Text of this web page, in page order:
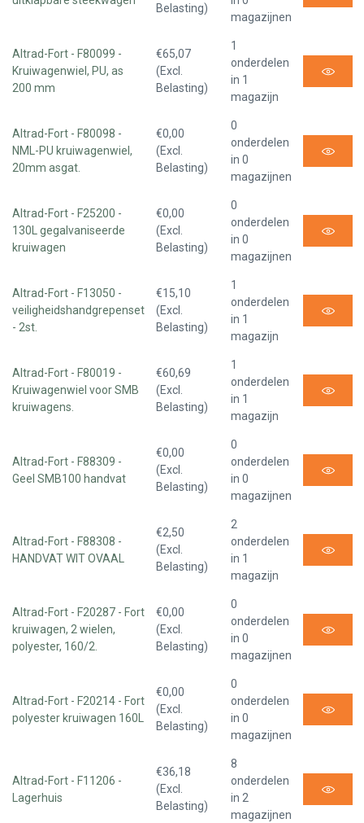
Belasting)
magazijnen
Altrad-Fort - F80099 -
Kruiwagenwiel, PU, as
200 mm
€65,07
(Excl.
Belasting)
1
onderdelen
in 1
magazijn
Altrad-Fort - F80098 -
NML-PU kruiwagenwiel,
20mm asgat.
€0,00
(Excl.
Belasting)
0
onderdelen
in 0
magazijnen
Altrad-Fort - F25200 -
130L gegalvaniseerde
kruiwagen
€0,00
(Excl.
Belasting)
0
onderdelen
in 0
magazijnen
Altrad-Fort - F13050 -
veiligheidshandgrepenset
- 2st.
€15,10
(Excl.
Belasting)
1
onderdelen
in 1
magazijn
Altrad-Fort - F80019 -
Kruiwagenwiel voor SMB
kruiwagens.
€60,69
(Excl.
Belasting)
1
onderdelen
in 1
magazijn
Altrad-Fort - F88309 -
Geel SMB100 handvat
€0,00
(Excl.
Belasting)
0
onderdelen
in 0
magazijnen
Altrad-Fort - F88308 -
HANDVAT WIT OVAAL
€2,50
(Excl.
Belasting)
2
onderdelen
in 1
magazijn
Altrad-Fort - F20287 - Fort
kruiwagen, 2 wielen,
polyester, 160/2.
€0,00
(Excl.
Belasting)
0
onderdelen
in 0
magazijnen
Altrad-Fort - F20214 - Fort
polyester kruiwagen 160L
€0,00
(Excl.
Belasting)
0
onderdelen
in 0
magazijnen
Altrad-Fort - F11206 -
Lagerhuis
€36,18
(Excl.
Belasting)
8
onderdelen
in 2
magazijnen